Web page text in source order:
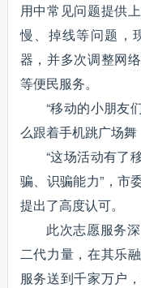
用中常见问题提供
慢、掉线等问题，
器，并多次调整网
等便民服务。
“移动的小朋友
么跟着手机跳广场
“这场活动有了
骗、识骗能力”，市
提出了高度认可。
此次志愿服务
二代力量，在其乐
服务送到千家万户